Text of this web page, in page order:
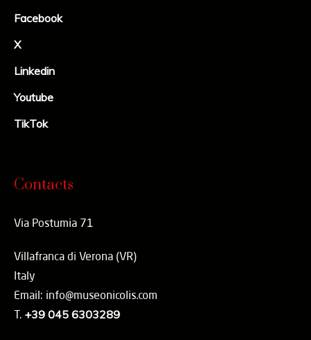
Facebook
X
Linkedin
Youtube
TikTok
Contacts
Via Postumia 71
Villafranca di Verona (VR)
Italy
Email: info@museonicolis.com
T. +39 045 6303289